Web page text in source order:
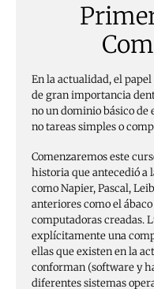
En la actualidad, el
de gran importancia
no un dominio básico
no tareas simples o
Comenzaremos este
historia que antecedió a
como Napier, Pascal,
anteriores como el
computadoras creadas.
explícitamente una
ellas que existen en la
conforman (software y
diferentes sistemas